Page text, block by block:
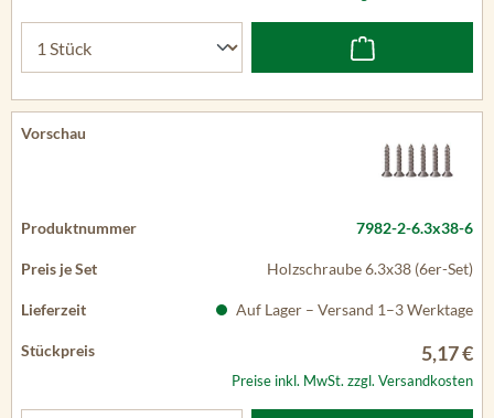
7982-2-6.3x38-6
Holzschraube 6.3x38 (6er-Set)
Auf Lager – Versand 1–3 Werktage
5,17 €
Preise inkl. MwSt. zzgl. Versandkosten